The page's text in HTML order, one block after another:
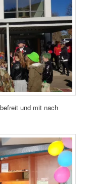
und mit nach